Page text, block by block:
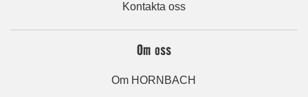
Kontakta oss
Om oss
Om HORNBACH